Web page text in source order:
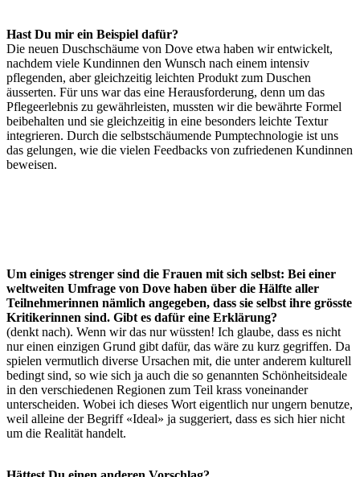
Hast Du mir ein Beispiel dafür?
Die neuen Duschschäume von Dove etwa haben wir entwickelt,
nachdem viele Kundinnen den Wunsch nach einem intensiv
pflegenden, aber gleichzeitig leichten Produkt zum Duschen
äusserten. Für uns war das eine Herausforderung, denn um das
Pflegeerlebnis zu gewährleisten, mussten wir die bewährte Formel
beibehalten und sie gleichzeitig in eine besonders leichte Textur
integrieren. Durch die selbstschäumende Pumptechnologie ist uns
das gelungen, wie die vielen Feedbacks von zufriedenen Kundinnen
beweisen.
Um einiges strenger sind die Frauen mit sich selbst: Bei einer
weltweiten Umfrage von Dove haben über die Hälfte aller
Teilnehmerinnen nämlich angegeben, dass sie selbst ihre grösste
Kritikerinnen sind. Gibt es dafür eine Erklärung?
(denkt nach). Wenn wir das nur wüssten! Ich glaube, dass es nicht
nur einen einzigen Grund gibt dafür, das wäre zu kurz gegriffen. Da
spielen vermutlich diverse Ursachen mit, die unter anderem kulturell
bedingt sind, so wie sich ja auch die so genannten Schönheitsideale
in den verschiedenen Regionen zum Teil krass voneinander
unterscheiden. Wobei ich dieses Wort eigentlich nur ungern benutze,
weil alleine der Begriff «Ideal» ja suggeriert, dass es sich hier nicht
um die Realität handelt.